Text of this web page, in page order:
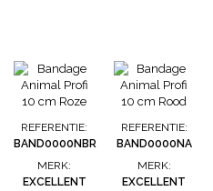
REFERENTIE:
BAND0000NBR
MERK:
EXCELLENT
REFERENTIE:
BAND0000NA
MERK:
EXCELLENT